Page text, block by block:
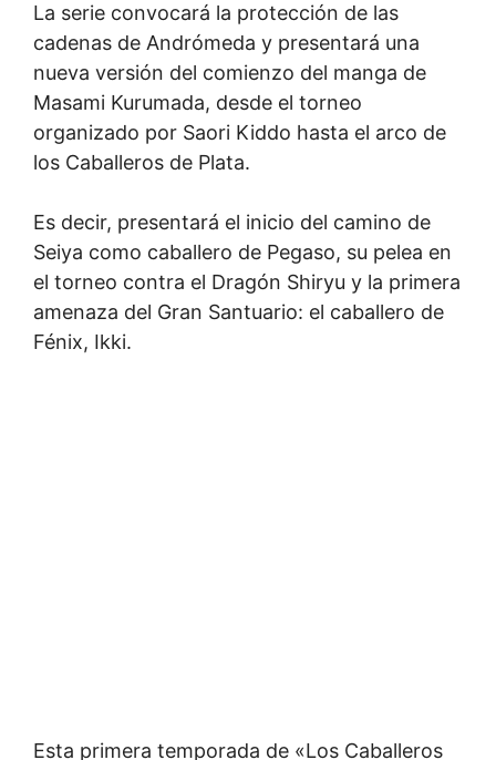
La serie convocará la protección de las
cadenas de Andrómeda y presentará una
nueva versión del comienzo del manga de
Masami Kurumada, desde el torneo
organizado por Saori Kiddo hasta el arco de
los Caballeros de Plata.
Es decir, presentará el inicio del camino de
Seiya como caballero de Pegaso, su pelea en
el torneo contra el Dragón Shiryu y la primera
amenaza del Gran Santuario: el caballero de
Fénix, Ikki.
Esta primera temporada de «Los Caballeros